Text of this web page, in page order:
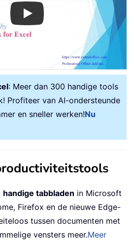
Play
: Meer dan 300 handige tools
Profiteer van AI-ondersteunde
en sneller werken!Nu
handige tabbladen in Microsoft
Firefox en de nieuwe Edge-
tussen documenten met
vensters meer.Meer